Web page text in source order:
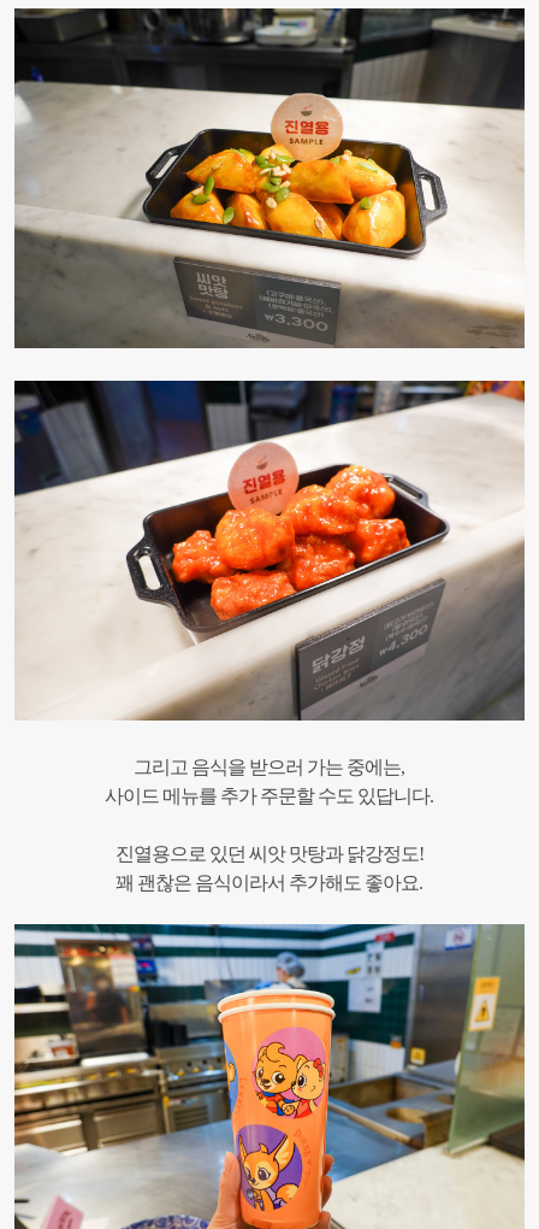
그리고 음식을 받으러 가는 중에는,
사이드 메뉴를 추가 주문할 수도 있답니다.
진열용으로 있던 씨앗 맛탕과 닭강정도!
꽤 괜찮은 음식이라서 추가해도 좋아요.